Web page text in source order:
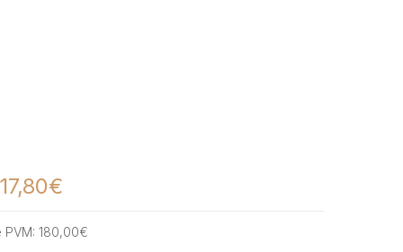
PVM: 180,00€